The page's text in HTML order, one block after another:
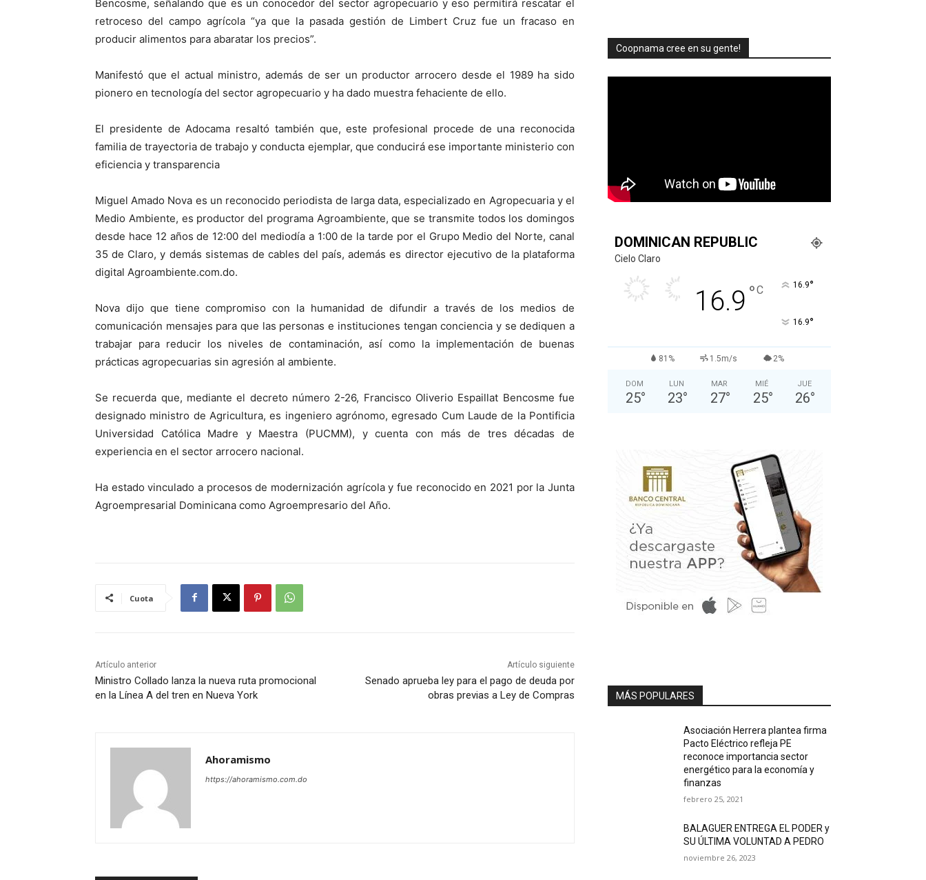
Bencosme, señalando que es un conocedor del sector agropecuario y eso permitirá rescatar el
retroceso del campo agrícola “ya que la pasada gestión de Limbert Cruz fue un fracaso en
producir alimentos para abaratar los precios”.
Manifestó que el actual ministro, además de ser un productor arrocero desde el 1989 ha sido
pionero en tecnología del sector agropecuario y ha dado muestra fehaciente de ello.
El presidente de Adocama resaltó también que, este profesional procede de una reconocida
familia de trayectoria de trabajo y conducta ejemplar, que conducirá ese importante ministerio con
eficiencia y transparencia
Miguel Amado Nova es un reconocido periodista de larga data, especializado en Agropecuaria y el
Medio Ambiente, es productor del programa Agroambiente, que se transmite todos los domingos
desde hace 12 años de 12:00 del mediodía a 1:00 de la tarde por el Grupo Medio del Norte, canal
35 de Claro, y demás sistemas de cables del país, además es director ejecutivo de la plataforma
digital Agroambiente.com.do.
Nova dijo que tiene compromiso con la humanidad de difundir a través de los medios de
comunicación mensajes para que las personas e instituciones tengan conciencia y se dediquen a
trabajar para reducir los niveles de contaminación, así como la implementación de buenas
prácticas agropecuarias sin agresión al ambiente.
Se recuerda que, mediante el decreto número 2-26, Francisco Oliverio Espaillat Bencosme fue
designado ministro de Agricultura, es ingeniero agrónomo, egresado Cum Laude de la Pontificia
Universidad Católica Madre y Maestra (PUCMM), y cuenta con más de tres décadas de
experiencia en el sector arrocero nacional.
Ha estado vinculado a procesos de modernización agrícola y fue reconocido en 2021 por la Junta
Agroempresarial Dominicana como Agroempresario del Año.
Cuota
Artículo anterior
Ministro Collado lanza la nueva ruta promocional
en la Línea A del tren en Nueva York
Artículo siguiente
Senado aprueba ley para el pago de deuda por
obras previas a Ley de Compras
Ahoramismo
https://ahoramismo.com.do
Coopnama cree en su gente!
DOMINICAN REPUBLIC
Cielo Claro
16.9 °C 16.9°
16.9°
81% 1.5m/s 2%
DOM
25°
LUN
23°
MAR
27°
MIÉ
25°
JUE
26°
MÁS POPULARES
Asociación Herrera plantea firma
Pacto Eléctrico refleja PE
reconoce importancia sector
energético para la economía y
finanzas
febrero 25, 2021
BALAGUER ENTREGA EL PODER y
SU ÚLTIMA VOLUNTAD A PEDRO
noviembre 26, 2023